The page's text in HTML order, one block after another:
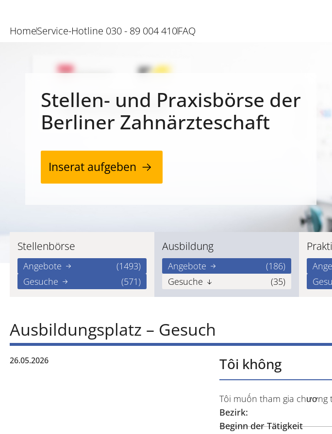
HomeService-Hotline 030 - 89 004 410FAQ
Stellen- und Praxisbörse der
Berliner Zahnärzteschaft
Inserat aufgeben
Stellenbörse
Angebote
(1493)
Gesuche
(571)
Ausbildung
Angebote
(186)
Gesuche
(35)
Ausbildungsplatz – Gesuch
26.05.2026 Tôi không
Tôi muốn tham gia
Bezirk:
Beginn der Tätigkeit